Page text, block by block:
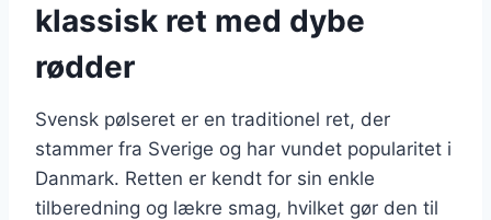
klassisk ret med dybe
rødder
Svensk pølseret er en traditionel ret, der
stammer fra Sverige og har vundet popularitet i
Danmark. Retten er kendt for sin enkle
tilberedning og lækre smag, hvilket gør den til